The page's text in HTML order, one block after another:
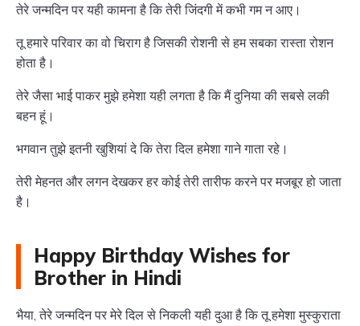
तेरे जन्मदिन पर यही कामना है कि तेरी जिंदगी में कभी गम न आए।
तू हमारे परिवार का वो चिराग है जिसकी रोशनी से हम सबका रास्ता रोशन
होता है।
तेरे जैसा भाई पाकर मुझे हमेशा यही लगता है कि मैं दुनिया की सबसे लकी
बहन हूं।
भगवान तुझे इतनी खुशियां दे कि तेरा दिल हमेशा गाने गाता रहे।
तेरी मेहनत और लगन देखकर हर कोई तेरी तारीफ करने पर मजबूर हो जाता
है।
Happy Birthday Wishes for
Brother in Hindi
भैया, तेरे जन्मदिन पर मेरे दिल से निकली यही दुआ है कि तू हमेशा मुस्कुराता